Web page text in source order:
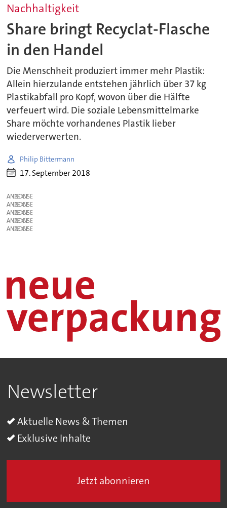
Nachhaltigkeit
Share bringt Recyclat-Flasche
in den Handel
Die Menschheit produziert immer mehr Plastik:
Allein hierzulande entstehen jährlich über 37 kg
Plastikabfall pro Kopf, wovon über die Hälfte
verfeuert wird. Die soziale Lebensmittelmarke
Share möchte vorhandenes Plastik lieber
wiederverwerten.
Philip Bittermann
17. September 2018
ANZEIGE
ANZEIGE
ANZEIGE
ANZEIGE
ANZEIGE
Newsletter
Aktuelle News & Themen
Exklusive Inhalte
Jetzt abonnieren